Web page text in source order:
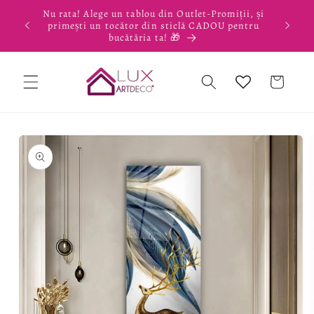
Salt la
conținut
Nu rata! Alege un tablou din Outlet-Promiții, și
primești un tocător din sticlă CADOU pentru
bucătăria ta! 🎁
Coș
informațiile
despre
produs